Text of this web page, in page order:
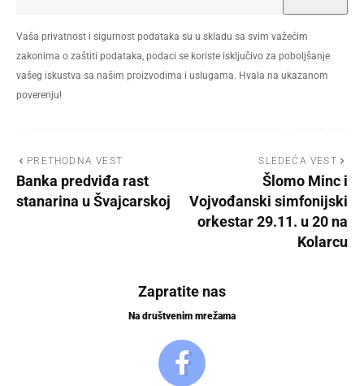
Vaša privatnost i sigurnost podataka su u skladu sa svim važećim
zakonima o zaštiti podataka, podaci se koriste isključivo za poboljšanje
vašeg iskustva sa našim proizvodima i uslugama. Hvala na ukazanom
poverenju!
PRETHODNA VEST
Banka predviđa rast
stanarina u Švajcarskoj
SLEDEĆA VEST
Šlomo Minc i
Vojvođanski simfonijski
orkestar 29.11. u 20 na
Kolarcu
Zapratite nas
Na društvenim mrežama